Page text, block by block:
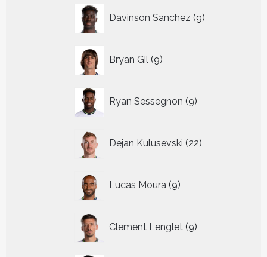
Davinson Sanchez 9
producten
Bryan Gil 9
producten
Ryan Sessegnon 9
producten
Dejan Kulusevski 22
producten
Lucas Moura 9
producten
Clement Lenglet 9
producten